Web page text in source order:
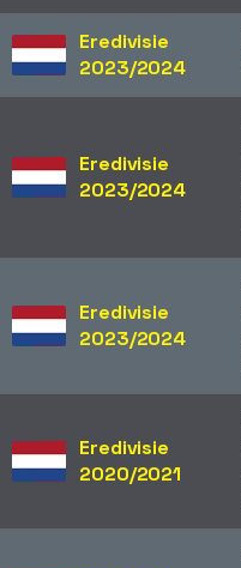
Eredivisie
2023/2024
Eredivisie
2023/2024
Eredivisie
2023/2024
Eredivisie
2020/2021